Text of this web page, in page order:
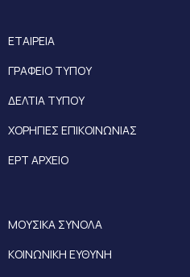
ΕΤΑΙΡΕΙΑ
ΓΡΑΦΕΙΟ ΤΥΠΟΥ
ΔΕΛΤΙΑ ΤΥΠΟΥ
ΧΟΡΗΓΙΕΣ ΕΠΙΚΟΙΝΩΝΙΑΣ
ΕΡΤ ΑΡΧΕΙΟ
ΜΟΥΣΙΚΑ ΣΥΝΟΛΑ
ΚΟΙΝΩΝΙΚΗ ΕΥΘΥΝΗ